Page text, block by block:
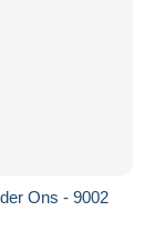
Ons - 9002